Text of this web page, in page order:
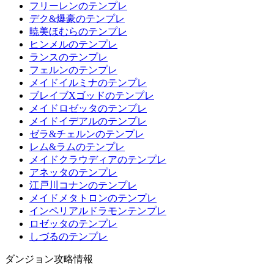
フリーレンのテンプレ
デク&爆豪のテンプレ
暁美ほむらのテンプレ
ヒンメルのテンプレ
ランスのテンプレ
フェルンのテンプレ
メイドイルミナのテンプレ
ブレイブXゴッドのテンプレ
メイドロゼッタのテンプレ
メイドイデアルのテンプレ
ゼラ&チェルンのテンプレ
レム&ラムのテンプレ
メイドクラウディアのテンプレ
アネッタのテンプレ
江戸川コナンのテンプレ
メイドメタトロンのテンプレ
インペリアルドラモンテンプレ
ロゼッタのテンプレ
しづるのテンプレ
ダンジョン攻略情報